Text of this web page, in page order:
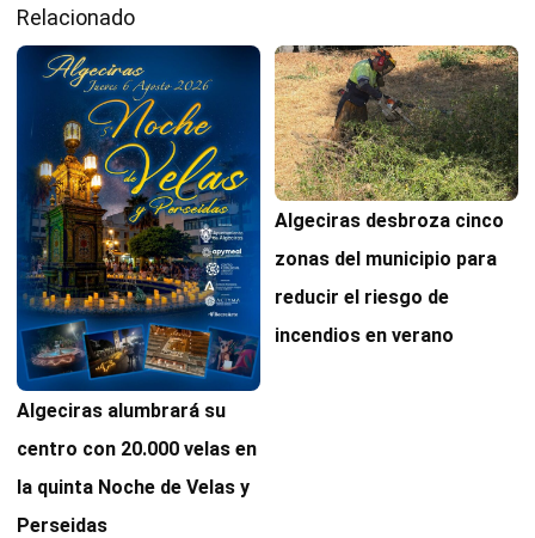
Relacionado
Algeciras alumbrará su
centro con 20.000 velas en
la quinta Noche de Velas y
Perseidas
Algeciras desbroza cinco
zonas del municipio para
reducir el riesgo de
incendios en verano